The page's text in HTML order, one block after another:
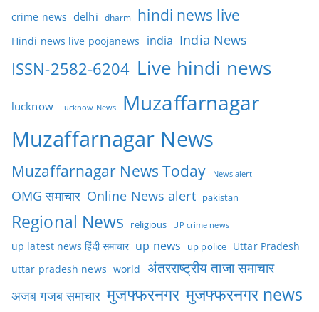
crime news delhi dharm hindi news live
Hindi news live poojanews india India News
ISSN-2582-6204 Live hindi news
lucknow Lucknow News Muzaffarnagar
Muzaffarnagar News
Muzaffarnagar News Today News alert
OMG समाचार Online News alert pakistan
Regional News religious UP crime news
up latest news हिंदी समाचार up news up police Uttar Pradesh
uttar pradesh news world अंतरराष्ट्रीय ताजा समाचार
अजब गजब समाचार मुजफ्फरनगर मुजफ्फरनगर news